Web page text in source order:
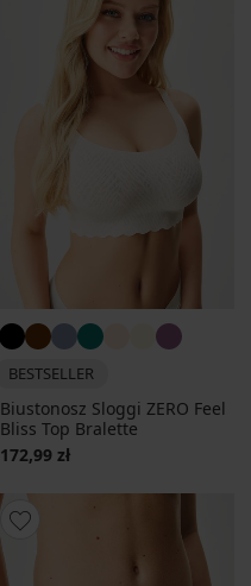
BESTSELLER
Biustonosz Sloggi ZERO Feel
Bliss Top Bralette
172,99 zł